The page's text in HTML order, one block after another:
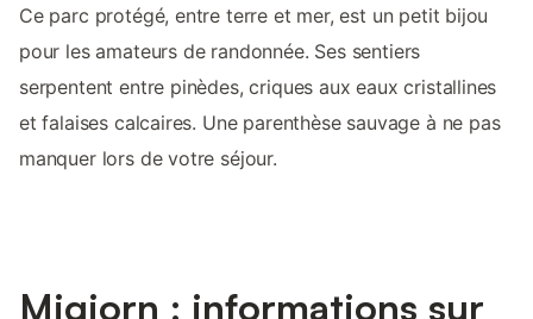
Ce parc protégé, entre terre et mer, est un petit bijou
pour les amateurs de randonnée. Ses sentiers
serpentent entre pinèdes, criques aux eaux cristallines
et falaises calcaires. Une parenthèse sauvage à ne pas
manquer lors de votre séjour.
Migjorn : informations sur